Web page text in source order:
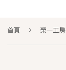
首頁 › 榮一工房